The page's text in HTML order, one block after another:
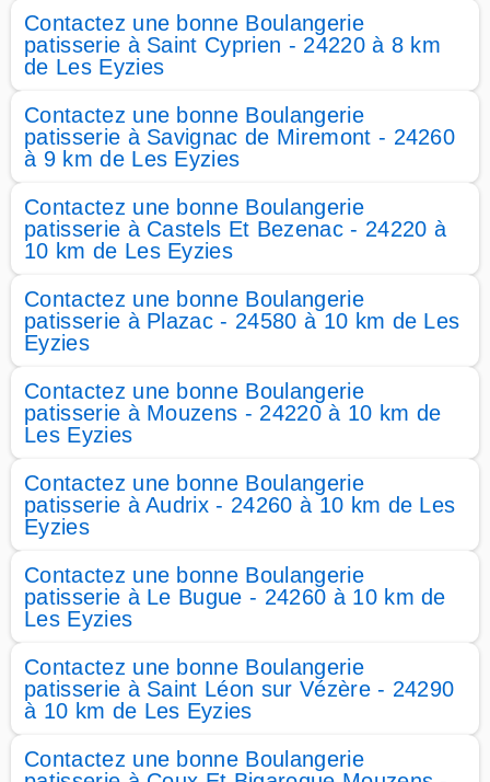
Contactez une bonne Boulangerie
patisserie à Saint Cyprien - 24220 à 8 km
de Les Eyzies
Contactez une bonne Boulangerie
patisserie à Savignac de Miremont - 24260
à 9 km de Les Eyzies
Contactez une bonne Boulangerie
patisserie à Castels Et Bezenac - 24220 à
10 km de Les Eyzies
Contactez une bonne Boulangerie
patisserie à Plazac - 24580 à 10 km de Les
Eyzies
Contactez une bonne Boulangerie
patisserie à Mouzens - 24220 à 10 km de
Les Eyzies
Contactez une bonne Boulangerie
patisserie à Audrix - 24260 à 10 km de Les
Eyzies
Contactez une bonne Boulangerie
patisserie à Le Bugue - 24260 à 10 km de
Les Eyzies
Contactez une bonne Boulangerie
patisserie à Saint Léon sur Vézère - 24290
à 10 km de Les Eyzies
Contactez une bonne Boulangerie